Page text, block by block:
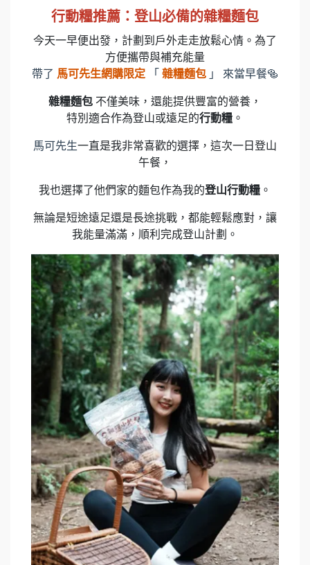
行動糧推薦：登山必備的雜糧麵包
今天一早便出發，計劃到戶外走走放鬆心情。為了
方便攜帶與補充能量
帶了 馬可先生網購限定 「 雜糧麵包 」 來當早餐🥯
雜糧麵包 不僅美味，還能提供豐富的營養，
特別適合作為登山或遠足的行動糧 。
馬可先生一直是我非常喜歡的選擇，這次一日登山
午餐，
我也選擇了他們家的麵包作為我的登山行動糧 。
無論是短途遠足還是長途挑戰，都能輕鬆應對，讓
我能量滿滿，順利完成登山計劃。